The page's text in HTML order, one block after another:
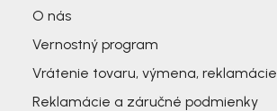
O nás
Vernostný program
Vrátenie tovaru, výmena, reklamácie
Reklamácie a záručné podmienky